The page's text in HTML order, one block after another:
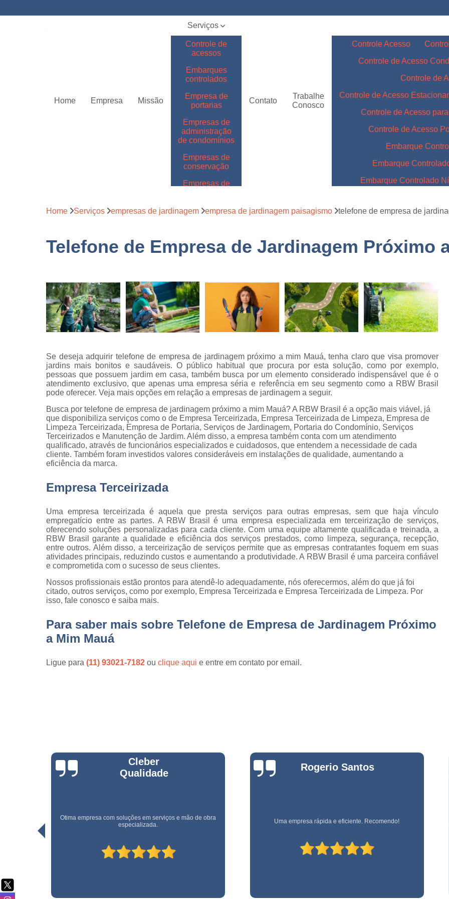
Home Empresa Missão
Serviços
Controle de
acessos
Embarques
controlados
Empresa de
portarias
Empresas de
administração
de condomínios
Empresas de
conservação
Empresas de
Empresas de
Empresas de
logística
monitoramento
Empresas de
paisagismo
Empresas de
recrutamento e
Empresas de
terceirização
Empresas de
terceirização de
Empresas
terceirizadas
Gestões de
qualidade
Inspeções de
qualidade
Inspeções
visuais
jardins
Portaria de
almoxarifes
Serviço de
Contato
Trabalhe
Conosco
Controle Acesso
Controle de Acesso
Controle de
Controle de Acesso
Controle de Acesso
Controle de Acesso
Embarque
Embarque
Embarque Controlado
Embarque Controlado
Empresa de Portaria
Empresa de Portaria São
Empresa de
Empresa Portaria e
Empresa Terceirizada
Empresa
Empresa
Empresa
Empresa
Empresa de
Empresa
Empresa de Gestão de
Empresa
Empresa
Empresa
Empresa de
Empresa
Empresa de
Empresa de
Empresa
Empresa
Empresa
Empresa de Limpeza e
Empresa
Home Serviços empresas de jardinagem empresa de jardinagem paisagismo telefone de empresa de
Telefone de Empresa de Jardinagem Próximo
Se deseja adquirir telefone de empresa de jardinagem próximo a mim Mauá, tenha claro que visa promover
jardins mais bonitos e saudáveis. O público habitual que procura por esta solução, como por exemplo,
pessoas que possuem jardim em casa, também busca por um elemento considerado indispensável que é o
atendimento exclusivo, que apenas uma empresa séria e referência em seu segmento como a RBW Brasil
pode oferecer. Veja mais opções em relação a empresas de jardinagem a seguir.
Busca por telefone de empresa de jardinagem próximo a mim Mauá? A RBW Brasil é a opção mais viável, já
que disponibiliza serviços como o de Empresa Terceirizada, Empresa Terceirizada de Limpeza, Empresa de
Limpeza Terceirizada, Empresa de Portaria, Serviços de Jardinagem, Portaria do Condomínio, Serviços
Terceirizados e Manutenção de Jardim. Além disso, a empresa também conta com um atendimento
qualificado, através de funcionários especializados e cuidadosos, que entendem a necessidade de cada
cliente. Também foram investidos valores consideráveis em instalações de qualidade, aumentando a
eficiência da marca.
Empresa Terceirizada
Uma empresa terceirizada é aquela que presta serviços para outras empresas, sem que haja vínculo
empregatício entre as partes. A RBW Brasil é uma empresa especializada em terceirização de serviços,
oferecendo soluções personalizadas para cada cliente. Com uma equipe altamente qualificada e treinada, a
RBW Brasil garante a qualidade e eficiência dos serviços prestados, como limpeza, segurança, recepção,
entre outros. Além disso, a terceirização de serviços permite que as empresas contratantes foquem em suas
atividades principais, reduzindo custos e aumentando a produtividade. A RBW Brasil é uma parceira confiável
e comprometida com o sucesso de seus clientes.
Nossos profissionais estão prontos para atendê-lo adequadamente, nós oferecermos, além do que já foi
citado, outros serviços, como por exemplo, Empresa Terceirizada e Empresa Terceirizada de Limpeza. Por
isso, fale conosco e saiba mais.
Para saber mais sobre Telefone de Empresa de Jardinagem Próximo
a Mim Mauá
Ligue para (11) 93021-7182 ou clique aqui e entre em contato por email.
Rogerio Santos
Uma empresa rápida e eficiente. Recomendo!
Bianca
Zanardo
Empresa referência em terceirização de mão de obra!